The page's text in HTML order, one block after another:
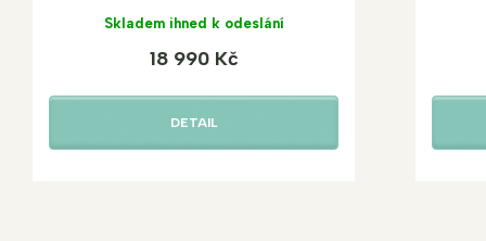
Skladem ihned k odeslání
18 990 Kč
DETAIL